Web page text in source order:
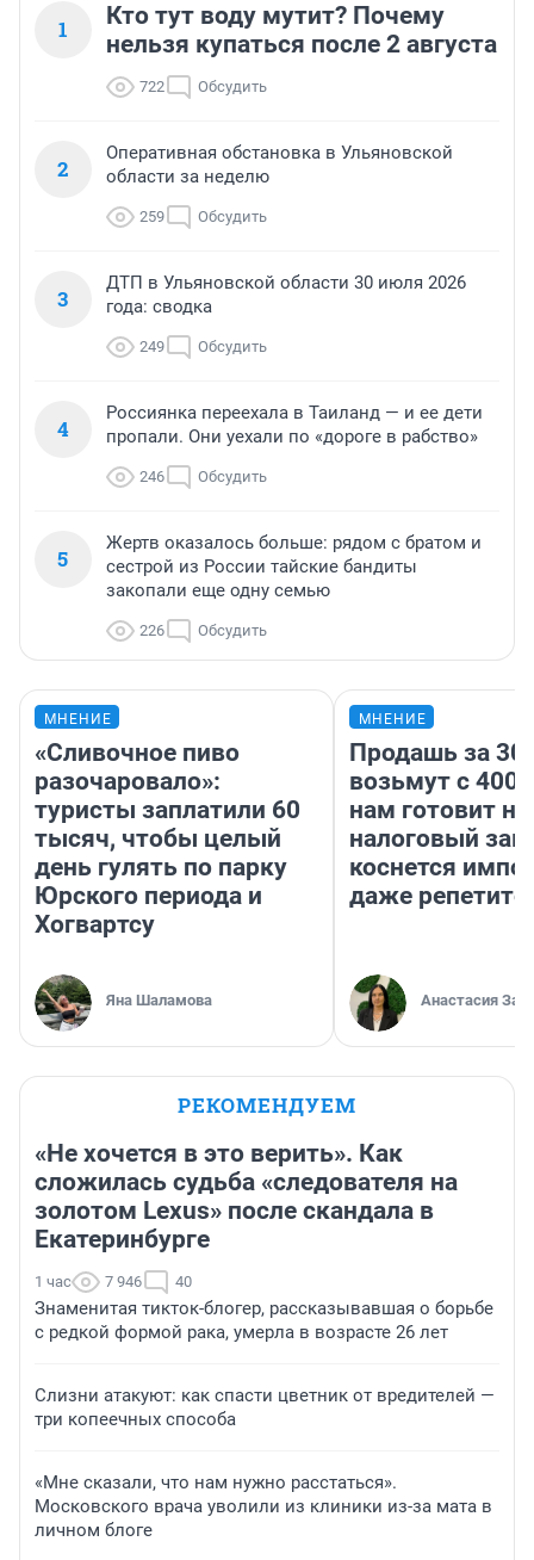
1
Кто тут воду мутит? Почему
нельзя купаться после 2 августа
722 Обсудить
2
Оперативная обстановка в Ульяновской
области за неделю
259 Обсудить
3
ДТП в Ульяновской области 30 июля 2026
года: сводка
249 Обсудить
4
Россиянка переехала в Таиланд — и ее дети
пропали. Они уехали по «дороге в рабство»
246 Обсудить
5
Жертв оказалось больше: рядом с братом и
сестрой из России тайские бандиты
закопали еще одну семью
226 Обсудить
МНЕНИЕ
«Сливочное пиво
разочаровало»:
туристы заплатили 60
тысяч, чтобы целый
день гулять по парку
Юрского периода и
Хогвартсу
Яна Шаламова
МНЕНИЕ
Продашь за
возьмут с
нам готовит
налоговый
коснется
даже
Анастасия
РЕКОМЕНДУЕМ
«Не хочется в это верить». Как
сложилась судьба «следователя на
золотом Lexus» после скандала в
Екатеринбурге
1 час 7 946 40
Знаменитая тикток-блогер, рассказывавшая о борьбе
с редкой формой рака, умерла в возрасте 26 лет
Слизни атакуют: как спасти цветник от вредителей —
три копеечных способа
«Мне сказали, что нам нужно расстаться».
Московского врача уволили из клиники из-за мата в
личном блоге